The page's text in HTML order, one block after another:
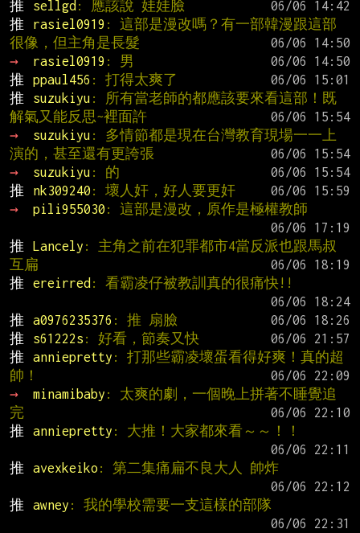
推 sellgd : 應該說 娃娃臉
推
rasiel0919 : 這部是漫改嗎？有一部韓漫跟這部
很像，但主角是長髮
→
rasiel0919 : 男
推
ppaul456 : 打得太爽了
推
suzukiyu : 所有當老師的都應該要來看這部！既
解氣又能反思~裡面許
→
suzukiyu : 多情節都是現在台灣教育現場一一上
演的，甚至還有更誇張
→
suzukiyu : 的
推
nk309240 : 壞人奸，好人要更奸
→
pili955030 : 這部是漫改，原作是極權教師
推
Lancely : 主角之前在犯罪都市4當反派也跟馬叔
互扁
推
ereirred : 看霸凌仔被教訓真的很痛快!!
推
a0976235376 : 推 扇臉
推
s61222s : 好看，節奏又快
推
anniepretty : 打那些霸凌壞蛋看得好爽！真的超
帥！
→
minamibaby : 太爽的劇，一個晚上拼著不睡覺追
完
推
anniepretty : 大推！大家都來看～～！！
推
avexkeiko : 第二集痛扁不良大人 帥炸
推
awney : 我的學校需要一支這樣的部隊